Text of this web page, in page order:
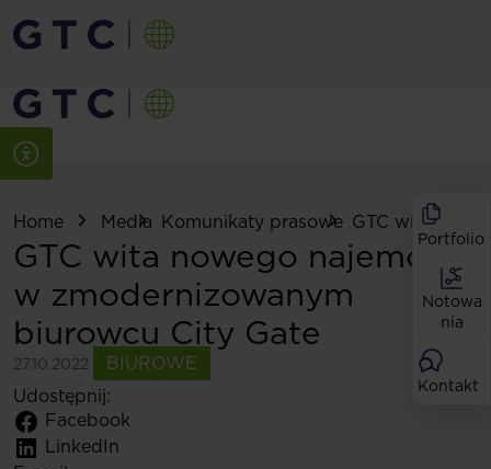
Portfolio
Notowa
nia
Kontakt
Home Media Komunikaty prasowe GTC wita
GTC wita nowego najemcę
w zmodernizowanym
biurowcu City Gate
27.10.2022
BIUROWE
Udostępnij:
Facebook
LinkedIn